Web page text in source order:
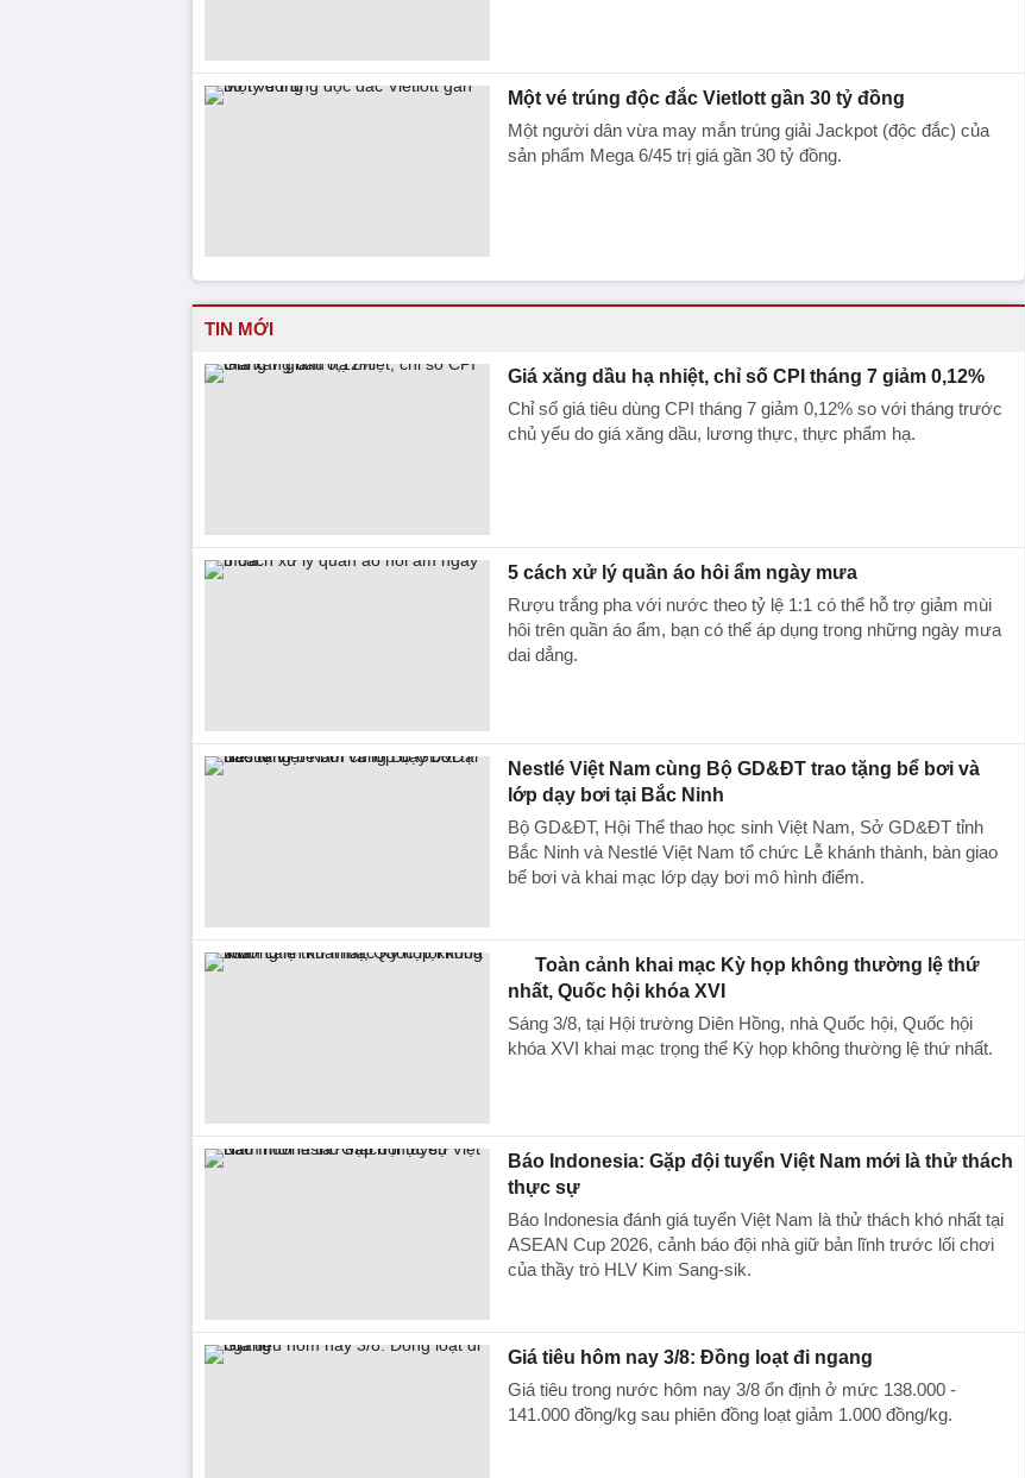
Một vé trúng độc đắc Vietlott gần 30 tỷ đồng
Một người dân vừa may mắn trúng giải Jackpot (độc đắc) của
sản phẩm Mega 6/45 trị giá gần 30 tỷ đồng.
TIN MỚI
Giá xăng dầu hạ nhiệt, chỉ số CPI tháng 7 giảm 0,12%
Chỉ số giá tiêu dùng CPI tháng 7 giảm 0,12% so với tháng trước
chủ yếu do giá xăng dầu, lương thực, thực phẩm hạ.
5 cách xử lý quần áo hôi ẩm ngày mưa
Rượu trắng pha với nước theo tỷ lệ 1:1 có thể hỗ trợ giảm mùi
hôi trên quần áo ẩm, bạn có thể áp dụng trong những ngày mưa
dai dẳng.
Nestlé Việt Nam cùng Bộ GD&ĐT trao tặng bể bơi và
lớp dạy bơi tại Bắc Ninh
Bộ GD&ĐT, Hội Thể thao học sinh Việt Nam, Sở GD&ĐT tỉnh
Bắc Ninh và Nestlé Việt Nam tổ chức Lễ khánh thành, bàn giao
bể bơi và khai mạc lớp dạy bơi mô hình điểm.
Toàn cảnh khai mạc Kỳ họp không thường lệ thứ
nhất, Quốc hội khóa XVI
Sáng 3/8, tại Hội trường Diên Hồng, nhà Quốc hội, Quốc hội
khóa XVI khai mạc trọng thể Kỳ họp không thường lệ thứ nhất.
Báo Indonesia: Gặp đội tuyển Việt Nam mới là thử thách
thực sự
Báo Indonesia đánh giá tuyển Việt Nam là thử thách khó nhất tại
ASEAN Cup 2026, cảnh báo đội nhà giữ bản lĩnh trước lối chơi
của thầy trò HLV Kim Sang-sik.
Giá tiêu hôm nay 3/8: Đồng loạt đi ngang
Giá tiêu trong nước hôm nay 3/8 ổn định ở mức 138.000 -
141.000 đồng/kg sau phiên đồng loạt giảm 1.000 đồng/kg.